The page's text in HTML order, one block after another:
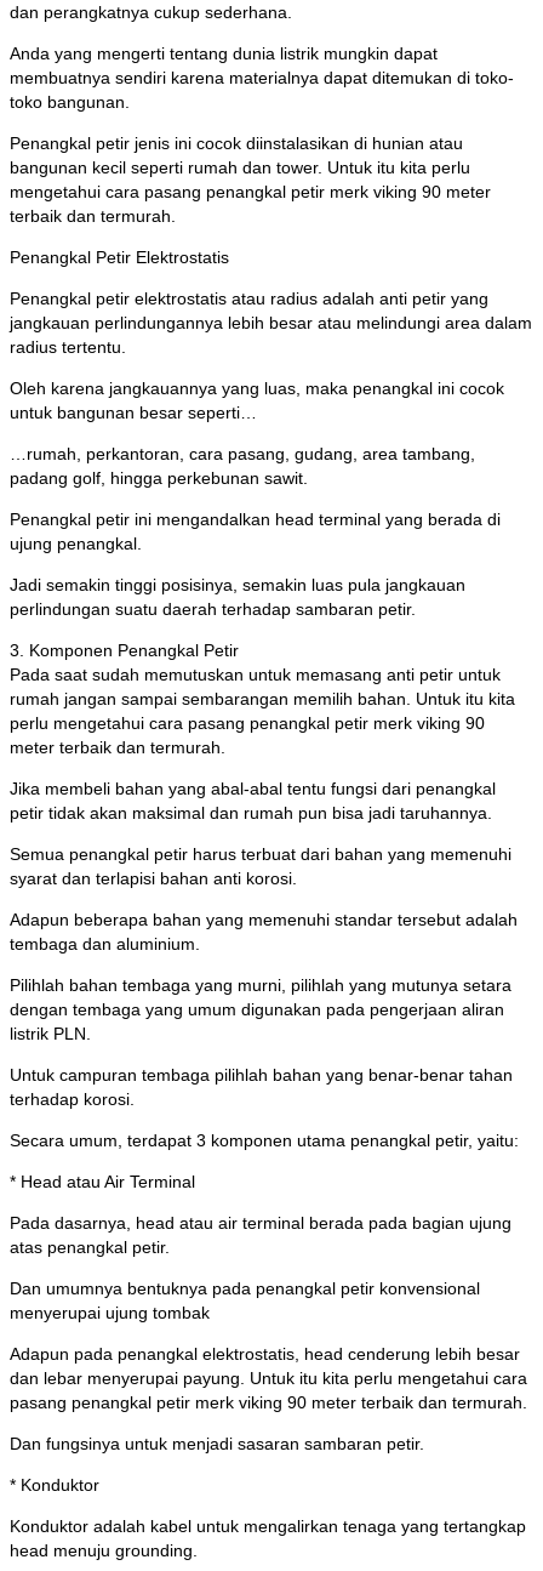
dan perangkatnya cukup sederhana.
Anda yang mengerti tentang dunia listrik mungkin dapat
membuatnya sendiri karena materialnya dapat ditemukan di toko-
toko bangunan.
Penangkal petir jenis ini cocok diinstalasikan di hunian atau
bangunan kecil seperti rumah dan tower. Untuk itu kita perlu
mengetahui cara pasang penangkal petir merk viking 90 meter
terbaik dan termurah.
Penangkal Petir Elektrostatis
Penangkal petir elektrostatis atau radius adalah anti petir yang
jangkauan perlindungannya lebih besar atau melindungi area dalam
radius tertentu.
Oleh karena jangkauannya yang luas, maka penangkal ini cocok
untuk bangunan besar seperti…
…rumah, perkantoran, cara pasang, gudang, area tambang,
padang golf, hingga perkebunan sawit.
Penangkal petir ini mengandalkan head terminal yang berada di
ujung penangkal.
Jadi semakin tinggi posisinya, semakin luas pula jangkauan
perlindungan suatu daerah terhadap sambaran petir.
3. Komponen Penangkal Petir
Pada saat sudah memutuskan untuk memasang anti petir untuk
rumah jangan sampai sembarangan memilih bahan. Untuk itu kita
perlu mengetahui cara pasang penangkal petir merk viking 90
meter terbaik dan termurah.
Jika membeli bahan yang abal-abal tentu fungsi dari penangkal
petir tidak akan maksimal dan rumah pun bisa jadi taruhannya.
Semua penangkal petir harus terbuat dari bahan yang memenuhi
syarat dan terlapisi bahan anti korosi.
Adapun beberapa bahan yang memenuhi standar tersebut adalah
tembaga dan aluminium.
Pilihlah bahan tembaga yang murni, pilihlah yang mutunya setara
dengan tembaga yang umum digunakan pada pengerjaan aliran
listrik PLN.
Untuk campuran tembaga pilihlah bahan yang benar-benar tahan
terhadap korosi.
Secara umum, terdapat 3 komponen utama penangkal petir, yaitu:
* Head atau Air Terminal
Pada dasarnya, head atau air terminal berada pada bagian ujung
atas penangkal petir.
Dan umumnya bentuknya pada penangkal petir konvensional
menyerupai ujung tombak
Adapun pada penangkal elektrostatis, head cenderung lebih besar
dan lebar menyerupai payung. Untuk itu kita perlu mengetahui cara
pasang penangkal petir merk viking 90 meter terbaik dan termurah.
Dan fungsinya untuk menjadi sasaran sambaran petir.
* Konduktor
Konduktor adalah kabel untuk mengalirkan tenaga yang tertangkap
head menuju grounding.